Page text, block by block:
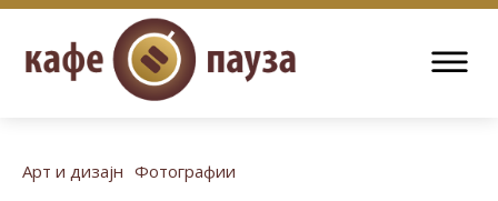
Арт и дизајн Фотографии